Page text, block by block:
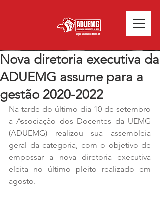
Nova diretoria executiva da
ADUEMG assume para a
gestão 2020-2022
Na tarde do último dia 10 de setembro
a Associação dos Docentes da UEMG
(ADUEMG) realizou sua assembleia
geral da categoria, com o objetivo de
empossar a nova diretoria executiva
eleita no último pleito realizado em
agosto.